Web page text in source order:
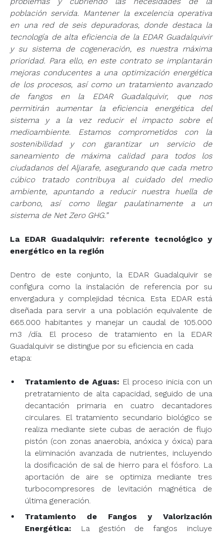
población servida. Mantener la excelencia operativa
en una red de seis depuradoras, donde destaca la
tecnología de alta eficiencia de la EDAR Guadalquivir
y su sistema de cogeneración, es nuestra máxima
prioridad. Para ello, en este contrato se implantarán
mejoras conducentes a una optimización energética
de los procesos, así como un tratamiento avanzado
de fangos en la EDAR Guadalquivir, que nos
permitirán aumentar la eficiencia energética del
sistema y a la vez reducir el impacto sobre el
medioambiente. Estamos comprometidos con la
sostenibilidad y con garantizar un servicio de
saneamiento de máxima calidad para todos los
ciudadanos del Aljarafe, asegurando que cada metro
cúbico tratado contribuya al cuidado del medio
ambiente, apuntando a reducir nuestra huella de
carbono, así como llegar paulatinamente a un
sistema de Net Zero GHG.”
La EDAR Guadalquivir: referente tecnológico y
energético en la región
Dentro de este conjunto, la EDAR Guadalquivir se
configura como la instalación de referencia por su
envergadura y complejidad técnica. Esta EDAR está
diseñada para servir a una población equivalente de
665.000 habitantes y manejar un caudal de 105.000
m3 /día. El proceso de tratamiento en la EDAR
Guadalquivir se distingue por su eficiencia en cada
etapa:
Tratamiento de Aguas: El proceso inicia con un
pretratamiento de alta capacidad, seguido de una
decantación primaria en cuatro decantadores
circulares. El tratamiento secundario biológico se
realiza mediante siete cubas de aeración de flujo
pistón (con zonas anaerobia, anóxica y óxica) para
la eliminación avanzada de nutrientes, incluyendo
la dosificación de sal de hierro para el fósforo. La
aportación de aire se optimiza mediante tres
turbocompresores de levitación magnética de
última generación.
Tratamiento de Fangos y Valorización
Energética: La gestión de fangos incluye